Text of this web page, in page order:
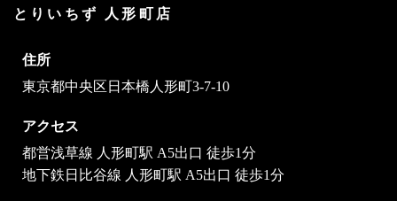
とりいちず 人形町店
住所
東京都中央区日本橋人形町3-7-10
アクセス
都営浅草線 人形町駅 A5出口 徒歩1分
地下鉄日比谷線 人形町駅 A5出口 徒歩1分